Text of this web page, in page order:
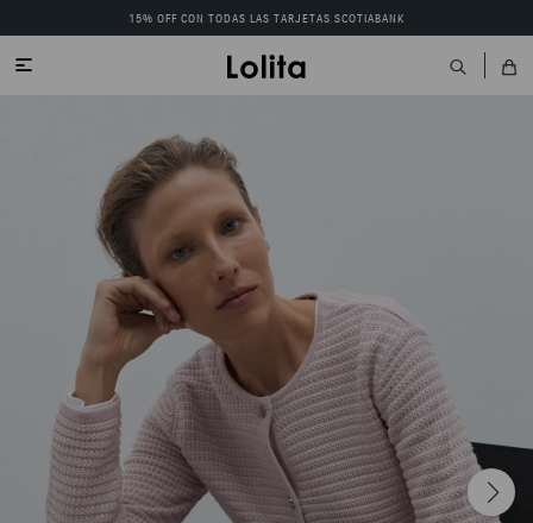
15% OFF CON TODAS LAS TARJETAS SCOTIABANK
